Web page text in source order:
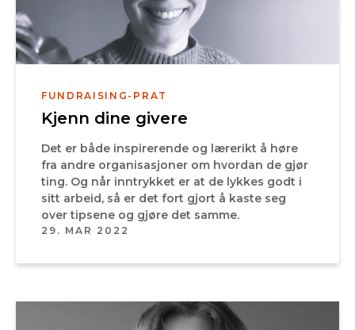
FUNDRAISING-PRAT
Kjenn dine givere
Det er både inspirerende og lærerikt å høre
fra andre organisasjoner om hvordan de gjør
ting. Og når inntrykket er at de lykkes godt i
sitt arbeid, så er det fort gjort å kaste seg
over tipsene og gjøre det samme.
29. MAR 2022